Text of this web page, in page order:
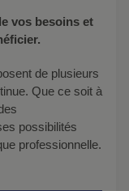
Que ce soit à
possibilités
professionnelle.